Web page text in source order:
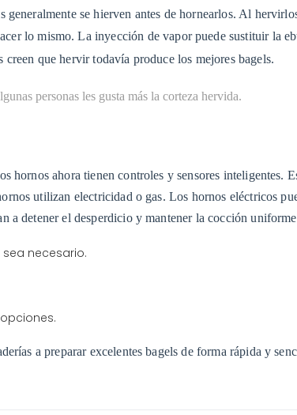
se hierven antes de hornearlos. Al
lo mismo. La inyección de vapor puede sustituir la
que hervir todavía produce los mejores bagels.
personas les gusta más la corteza hervida.
hornos ahora tienen controles y sensores inteligentes.
utilizan electricidad o gas. Los hornos eléctricos
a detener el desperdicio y mantener la cocción
necesario.
a preparar excelentes bagels de forma rápida y